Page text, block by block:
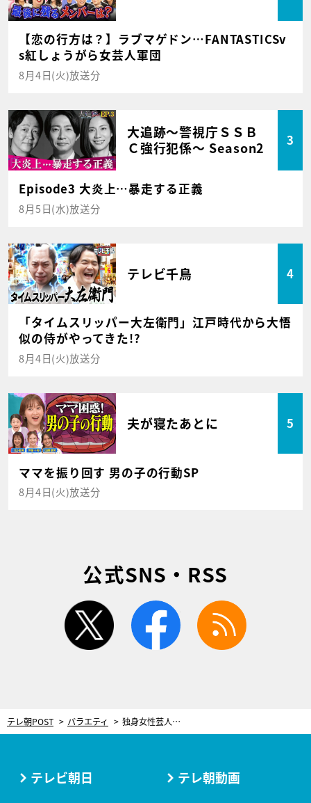
【恋の行方は？】ラブマゲドン…FANTASTICSv
s紅しょうがら女芸人軍団
8月4日(火)放送分
大追跡～警視庁ＳＳＢ
Ｃ強行犯係～ Season2
3
Episode3 大炎上…暴走する正義
8月5日(水)放送分
テレビ千鳥 4
「タイムスリッパー大左衛門」江戸時代から大悟
似の侍がやってきた!?
8月4日(火)放送分
夫が寝たあとに 5
ママを振り回す 男の子の行動SP
8月4日(火)放送分
公式SNS・RSS
twitter facebook
テレ朝POST バラエティ 独身女性芸人、“婚活のプロ”植草美幸氏にキレる！「なんでそんなこと言われなきゃいけないの？」
テレビ朝日 テレ朝動画